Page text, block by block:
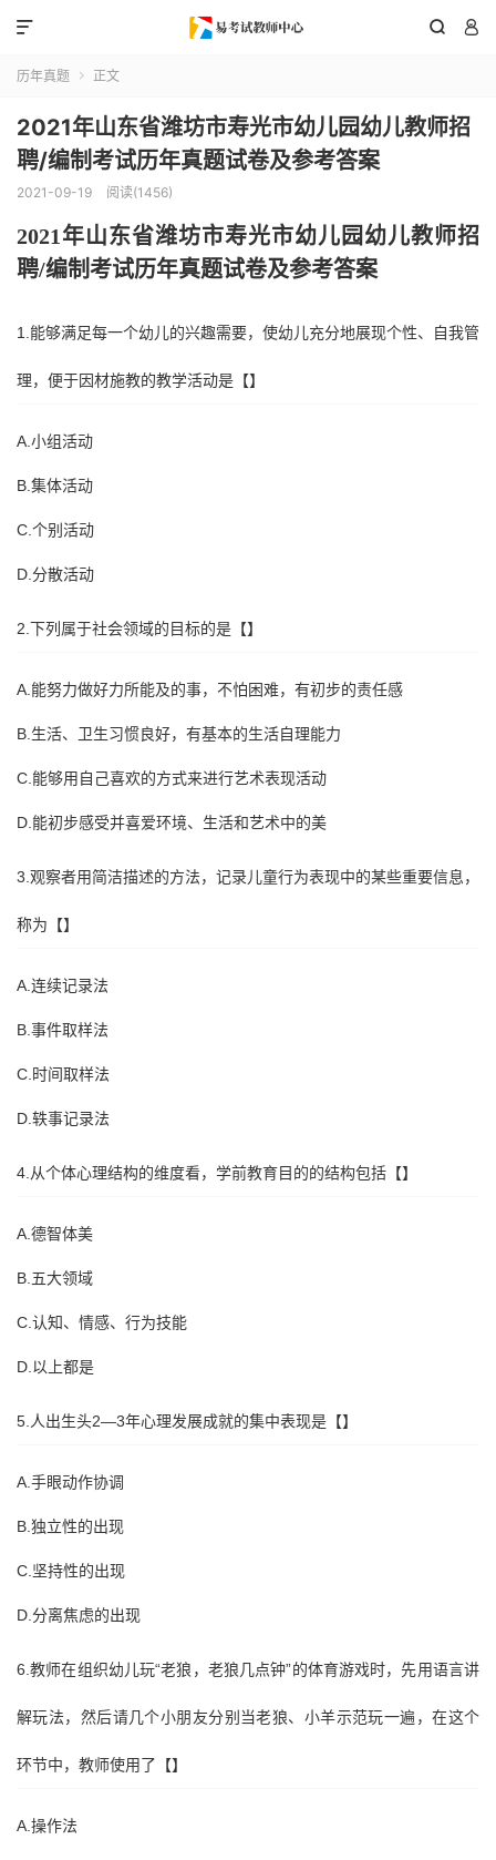
 

历年真题  正文
2021年山东省潍坊市寿光市幼儿园幼儿教师招
聘/编制考试历年真题试卷及参考答案
2021-09-19 阅读(1456)
2021 年山东省潍坊市寿光市幼儿园幼儿教师招
聘/编制考试历年真题试卷及参考答案
1.能够满足每一个幼儿的兴趣需要，使幼儿充分地展现个性、自我管
理，便于因材施教的教学活动是【】
A.小组活动
B.集体活动
C.个别活动
D.分散活动
2.下列属于社会领域的目标的是【】
A.能努力做好力所能及的事，不怕困难，有初步的责任感
B.生活、卫生习惯良好，有基本的生活自理能力
C.能够用自己喜欢的方式来进行艺术表现活动
D.能初步感受并喜爱环境、生活和艺术中的美
3.观察者用简洁描述的方法，记录儿童行为表现中的某些重要信息，
称为【】
A.连续记录法
B.事件取样法
C.时间取样法
D.轶事记录法
4.从个体心理结构的维度看，学前教育目的的结构包括【】
A.德智体美
B.五大领域
C.认知、情感、行为技能
D.以上都是
5.人出生头2—3年心理发展成就的集中表现是【】
A.手眼动作协调
B.独立性的出现
C.坚持性的出现
D.分离焦虑的出现
6.教师在组织幼儿玩“老狼，老狼几点钟”的体育游戏时，先用语言讲
解玩法，然后请几个小朋友分别当老狼、小羊示范玩一遍，在这个
环节中，教师使用了【】
A.操作法